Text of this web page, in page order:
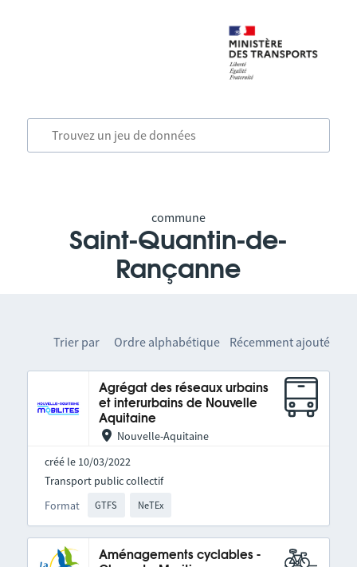
commune
Saint-Quantin-de-
Rançanne
Trier par Ordre alphabétique Récemment ajouté
Agrégat des réseaux urbains
et interurbains de Nouvelle
Aquitaine
Nouvelle-Aquitaine
créé le 10/03/2022
Format GTFS NeTEx
Transport public collectif
Aménagements cyclables -